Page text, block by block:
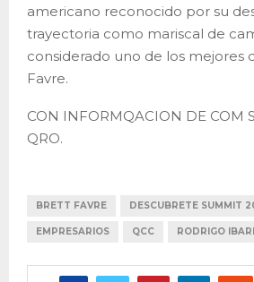
americano reconocido por su
trayectoria como mariscal de
considerado uno de los mejores
Favre.
CON INFORMQACION DE COM
QRO.
BRETT FAVRE DESCUBRETE SUMMIT
EMPRESARIOS QCC RODRIGO